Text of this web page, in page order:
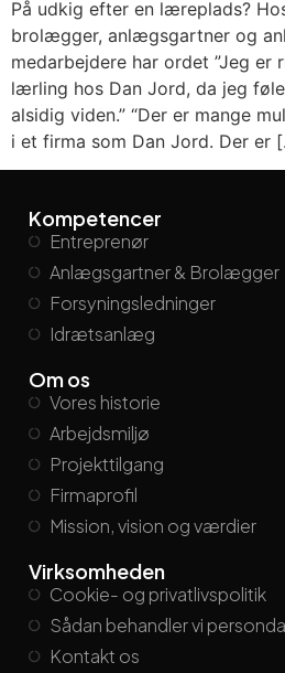
På udkig efter en læreplads?
brolægger, anlægsgartner og
medarbejdere har ordet ”Jeg
lærling hos Dan Jord, da jeg
alsidig viden.” “Der er mange
i et firma som Dan Jord. Der er
Kompetencer
Entreprenør
Anlægsgartner & Brolægger
Forsyningsledninger
Idrætsanlæg
Om os
Vores historie
Arbejdsmiljø
Projekttilgang
Firmaprofil
Mission, vision og værdier
Virksomheden
Cookie- og privatlivspolitik
Sådan behandler vi
Kontakt os